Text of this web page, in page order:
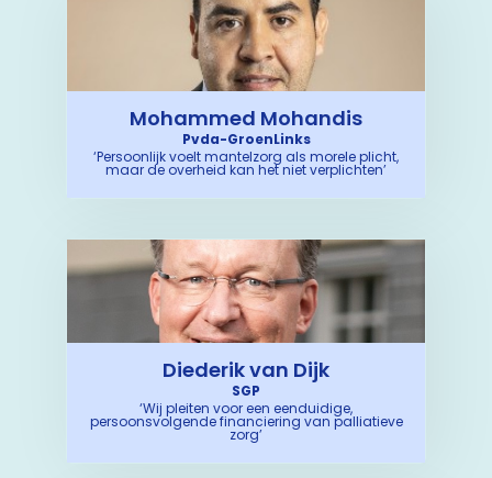
Mohammed Mohandis
Pvda-GroenLinks
‘Persoonlijk voelt mantelzorg als morele plicht,
maar de overheid kan het niet verplichten’
Diederik van Dijk
SGP
‘Wij pleiten voor een eenduidige,
persoonsvolgende financiering van palliatieve
zorg’